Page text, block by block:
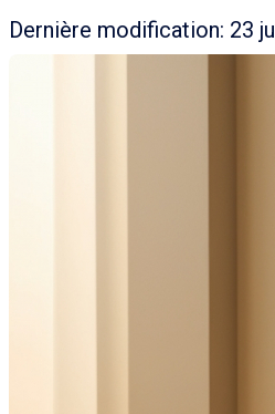
Dernière modification: 23